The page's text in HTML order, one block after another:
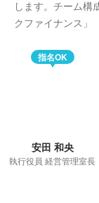
します。チーム構
クファイナンス」
指名OK
安田 和央
執行役員 経営管理室長